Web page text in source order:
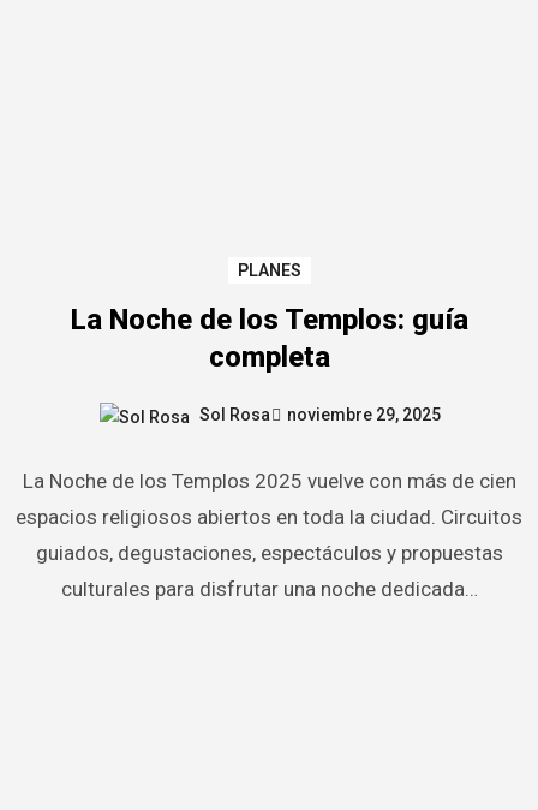
PLANES
La Noche de los Templos: guía
completa
Sol Rosa noviembre 29, 2025
La Noche de los Templos 2025 vuelve con más de cien
espacios religiosos abiertos en toda la ciudad. Circuitos
guiados, degustaciones, espectáculos y propuestas
culturales para disfrutar una noche dedicada…